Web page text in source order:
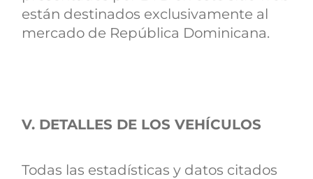
están destinados exclusivamente al
mercado de República Dominicana.
V. DETALLES DE LOS VEHÍCULOS
Todas las estadísticas y datos citados